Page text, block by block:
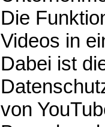
Die
Videos in
Dabei ist
von